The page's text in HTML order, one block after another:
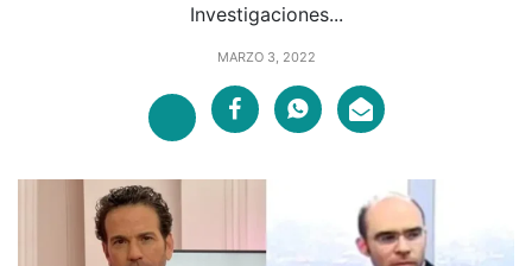
Investigaciones...
MARZO 3, 2022